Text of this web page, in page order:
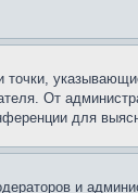
точки,
От
для
и